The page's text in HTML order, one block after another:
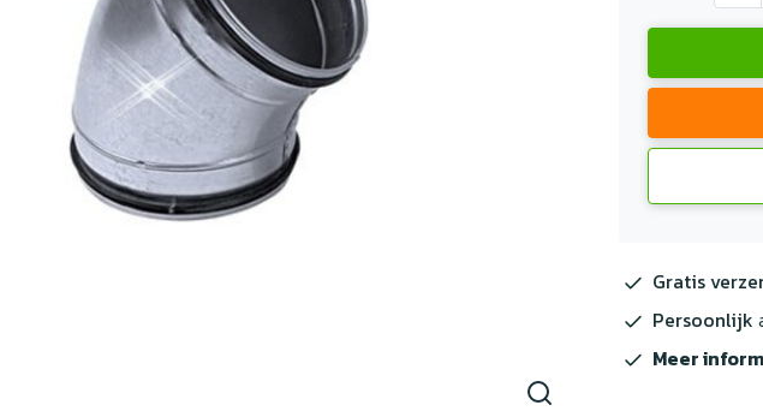
Gratis
Persoonlijk
Meer